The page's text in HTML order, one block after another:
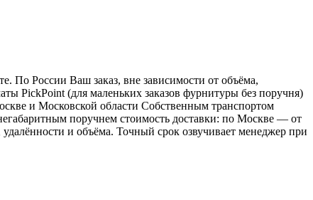
По России Ваш заказ, вне зависимости от объёма,
(для маленьких заказов фурнитуры без поручня)
и Московской области Собственным транспортом
поручнем стоимость доставки: по Москве — от
и объёма. Точный срок озвучивает менеджер при